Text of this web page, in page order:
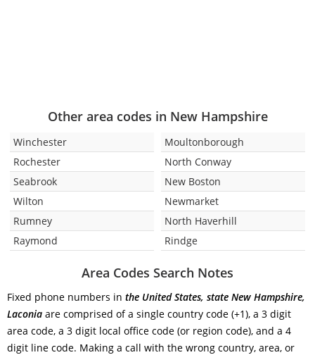
Other area codes in New Hampshire
Winchester
Rochester
Seabrook
Wilton
Rumney
Raymond
Moultonborough
North Conway
New Boston
Newmarket
North Haverhill
Rindge
Area Codes Search Notes
Fixed phone numbers in the United States, state New Hampshire,
Laconia are comprised of a single country code (+1), a 3 digit
area code, a 3 digit local office code (or region code), and a 4
digit line code. Making a call with the wrong country, area, or